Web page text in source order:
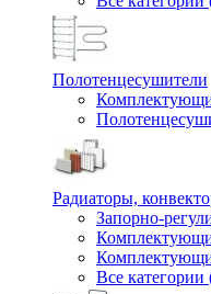
Полотенцесушители
Радиаторы,
Запорно-
Все категории